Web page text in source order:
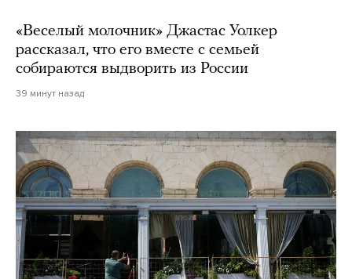
«Веселый молочник» Джастас Уолкер
рассказал, что его вместе с семьей
собираются выдворить из России
39 минут назад